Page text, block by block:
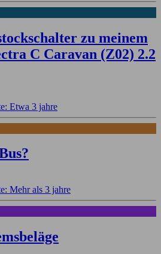
zu meinem
C Caravan (Z02) 2.2
Etwa 3 jahre
Mehr als 3 jahre